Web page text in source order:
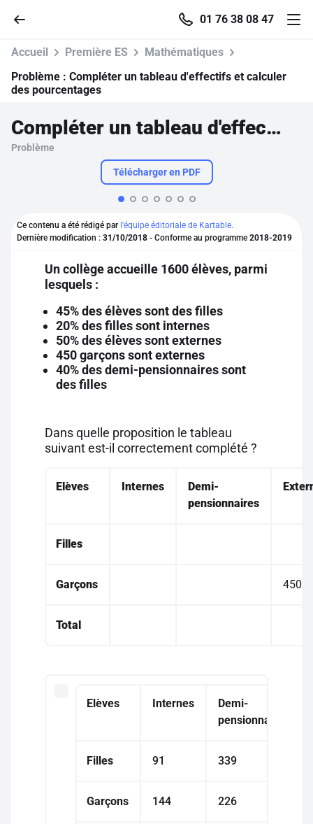
01 76 38 08 47
Parcourir
Se connecter
S'inscrire gratuitement
Accueil Première ES
Mathématiques
Problème : Compléter un tableau d'effectifs et calculer
des pourcentages
Compléter un tableau d'effectifs et calculer des pourcentages
Problème
Télécharger en PDF
Ce contenu a été rédigé par l'équipe éditoriale de Kartable.
Dernière modification : 31/10/2018 - Conforme au programme 2018-2019
Un collège accueille 1600 élèves, parmi
lesquels :
45% des élèves sont des filles
20% des filles sont internes
50% des élèves sont externes
450 garçons sont externes
40% des demi-pensionnaires sont
des filles
Dans quelle proposition le tableau
suivant est-il correctement complété ?
Elèves Internes
Demi-
pensionnaires
Filles
Garçons 450
Total
Elèves Internes
Demi-
pensionnaires
Filles 91 339
Garçons 144 226